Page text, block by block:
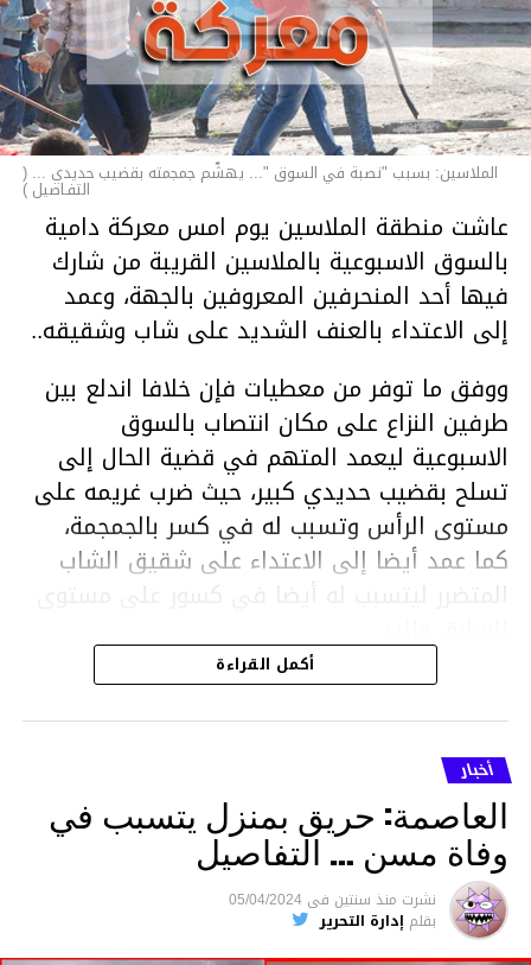
الملاسين: بسبب "نصبة في السوق "... يهشّم جمجمته بقضيب حديدي ... (
التفـاصيل )
عاشت منطقة الملاسين يوم امس معركة دامية
بالسوق الاسبوعية بالملاسين القريبة من شارك
فيها أحد المنحرفين المعروفين بالجهة، وعمد
إلى الاعتداء بالعنف الشديد على شاب وشقيقه..
ووفق ما توفر من معطيات فإن خلافا اندلع بين
طرفين النزاع على مكان انتصاب بالسوق
الاسبوعية ليعمد المتهم في قضية الحال إلى
تسلح بقضيب حديدي كبير، حيث ضرب غريمه على
مستوى الرأس وتسبب له في كسر بالجمجمة،
كما عمد أيضا إلى الاعتداء على شقيق الشاب
المتضرر ليتسبب له أيضا في كسور على مستوى
هذا وقد تمكن أعوان مركز الأمن الوطني بحي
هلال في توقيت قياسي من محاصرة المشتبه به
والقبض عليه وإحالته على التحقيق في خصوص
ما نُسبه إليه.
متابعة
قسم الاخبار
أكمل القراءة
أخبار
العاصمة: حريق بمنزل يتسبب في
وفاة مسن … التفاصيل
نشرت منذ سنتين فى 05/04/2024
بقلم إدارة التحرير